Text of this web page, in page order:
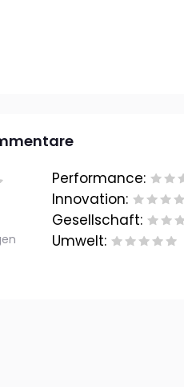
Performance:
Innovation:
Gesellschaft:
Umwelt: